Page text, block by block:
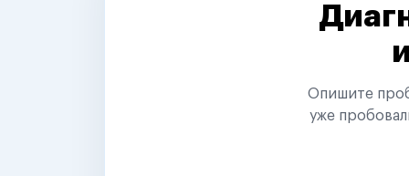
Опишите
уже